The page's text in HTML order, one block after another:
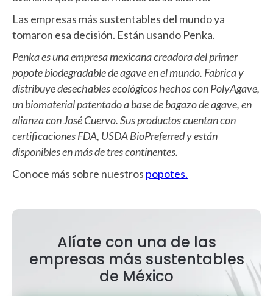
Las empresas más sustentables del mundo ya
tomaron esa decisión. Están usando Penka.
Penka es una empresa mexicana creadora del primer
popote biodegradable de agave en el mundo. Fabrica y
distribuye desechables ecológicos hechos con PolyAgave,
un biomaterial patentado a base de bagazo de agave, en
alianza con José Cuervo. Sus productos cuentan con
certificaciones FDA, USDA BioPreferred y están
disponibles en más de tres continentes.
Conoce más sobre nuestros popotes.
Alíate con una de las
empresas más sustentables
de México